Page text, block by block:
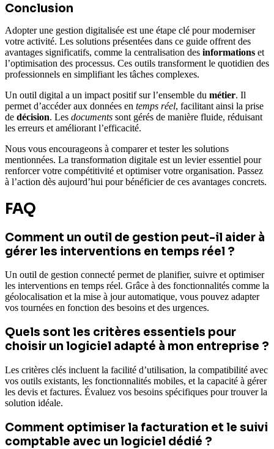
Conclusion
Adopter une gestion digitalisée est une étape clé pour moderniser
votre activité. Les solutions présentées dans ce guide offrent des
avantages significatifs, comme la centralisation des informations et
l’optimisation des processus. Ces outils transforment le quotidien des
professionnels en simplifiant les tâches complexes.
Un outil digital a un impact positif sur l’ensemble du métier. Il
permet d’accéder aux données en temps réel, facilitant ainsi la prise
de décision. Les documents sont gérés de manière fluide, réduisant
les erreurs et améliorant l’efficacité.
Nous vous encourageons à comparer et tester les solutions
mentionnées. La transformation digitale est un levier essentiel pour
renforcer votre compétitivité et optimiser votre organisation. Passez
à l’action dès aujourd’hui pour bénéficier de ces avantages concrets.
FAQ
Comment un outil de gestion peut-il aider à
gérer les interventions en temps réel ?
Un outil de gestion connecté permet de planifier, suivre et optimiser
les interventions en temps réel. Grâce à des fonctionnalités comme la
géolocalisation et la mise à jour automatique, vous pouvez adapter
vos tournées en fonction des besoins et des urgences.
Quels sont les critères essentiels pour
choisir un logiciel adapté à mon entreprise ?
Les critères clés incluent la facilité d’utilisation, la compatibilité avec
vos outils existants, les fonctionnalités mobiles, et la capacité à gérer
les devis et factures. Évaluez vos besoins spécifiques pour trouver la
solution idéale.
Comment optimiser la facturation et le suivi
comptable avec un logiciel dédié ?